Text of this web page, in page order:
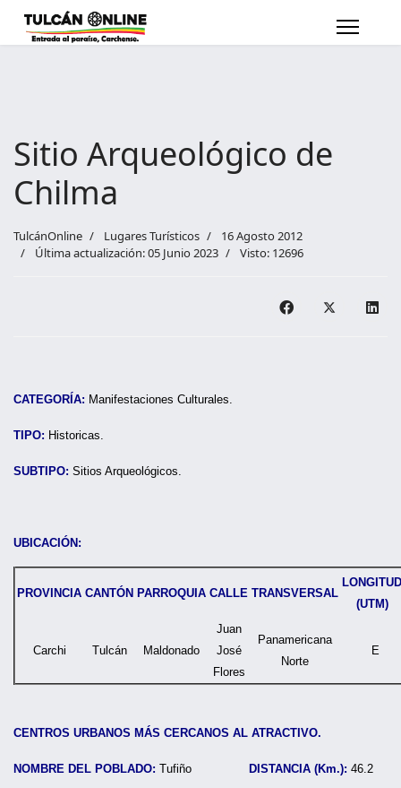
Sitio Arqueológico de
Chilma
TulcánOnline Lugares Turísticos
16 Agosto 2012
Última actualización: 05 Junio 2023
Visto: 12696
CATEGORÍA: Manifestaciones Culturales.
TIPO: Historicas.
SUBTIPO: Sitios Arqueológicos.
UBICACIÓN:
PROVINCIA CANTÓN PARROQUIA CALLE TRANSVERSAL
LONGITUD
(UTM)
Carchi Tulcán Maldonado
Juan
José
Flores
Panamericana
Norte
E
CENTROS URBANOS MÁS CERCANOS AL ATRACTIVO.
NOMBRE DEL POBLADO: Tufiño DISTANCIA (Km.): 46.2